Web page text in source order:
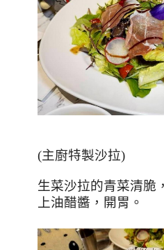
(主廚特製沙拉)
生菜沙拉的青菜清脆
上油醋醬，開胃。